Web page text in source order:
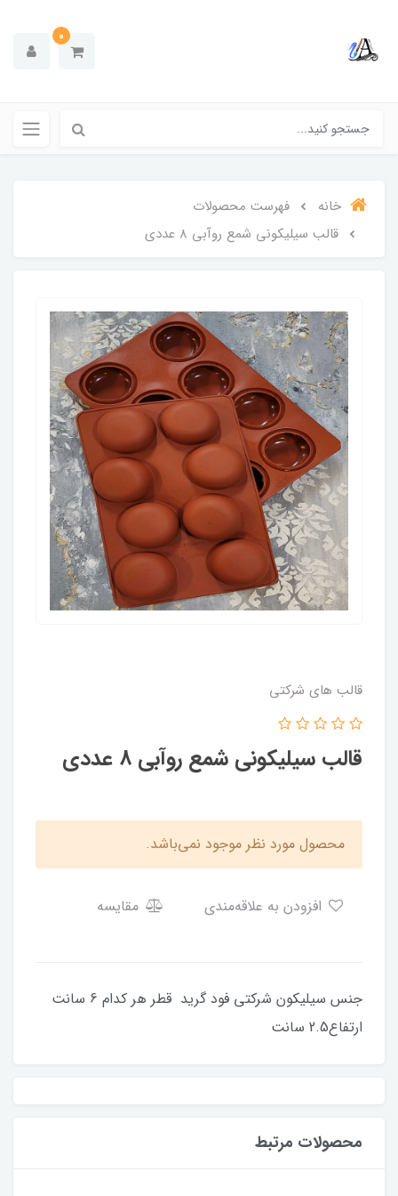
0
خانه
فهرست محصولات
قالب سیلیکونی شمع روآبی 8 عددی
قالب های شرکتی
قالب سیلیکونی شمع روآبی 8 عددی
محصول مورد نظر موجود نمی‌باشد.
مقایسه
جنس سیلیکون شرکتی فود گرید قطر هر کدام 6 سانت
ارتفاع2.5 سانت
محصولات مرتبط